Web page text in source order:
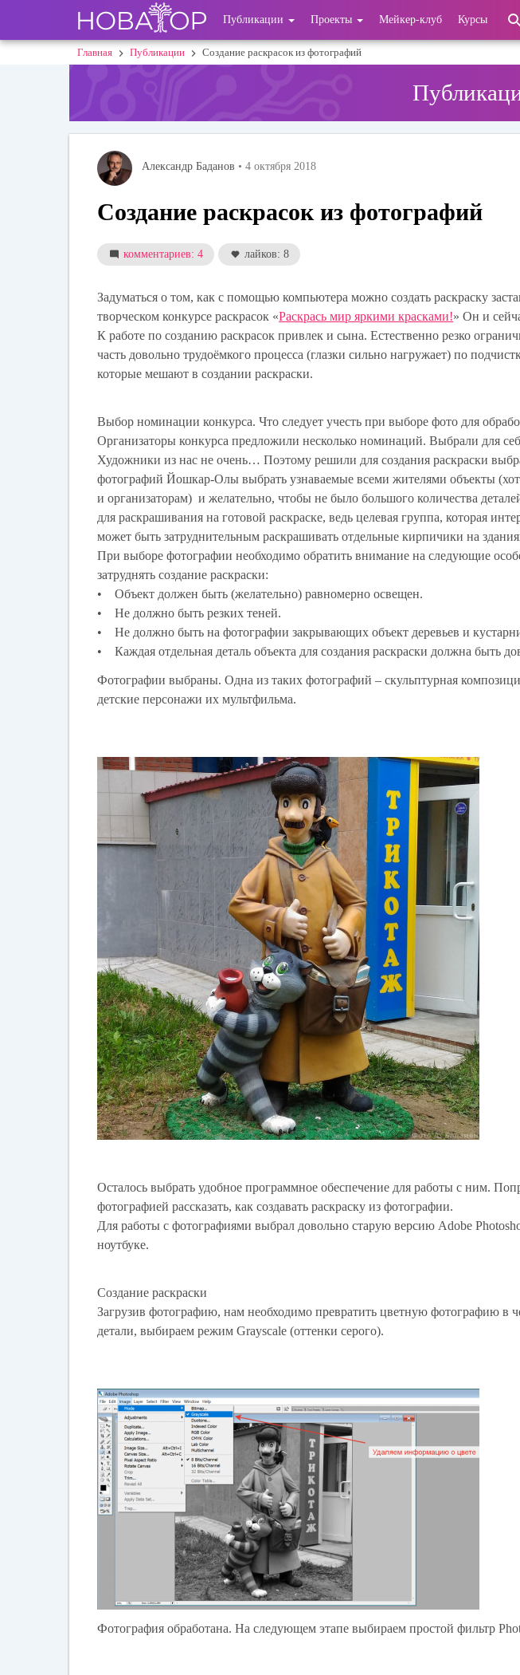
основному
User
account
Публикации Проекты Мейкер-клуб Курсы
Строка
Главная Публикации Создание раскрасок из фотографий
Александр Баданов • 4 октября 2018
Создание раскрасок из фотографий
комментариев: 4 лайков: 8
Задуматься о том, как с помощью компьютера можно создать раскраску
творческом конкурсе раскрасок «Раскрась мир яркими красками!» Он и
К работе по созданию раскрасок привлек и сына. Естественно резко
часть довольно трудоёмкого процесса (глазки сильно нагружает) по
которые мешают в создании раскраски.
Выбор номинации конкурса. Что следует учесть при выборе фото для
Организаторы конкурса предложили несколько номинаций. Выбрали для
Художники из нас не очень… Поэтому решили для создания раскраски
фотографий Йошкар-Олы выбрать узнаваемые всеми жителями объекты
и организаторам) и желательно, чтобы не было большого количества
для раскрашивания на готовой раскраске, ведь целевая группа, которая
может быть затруднительным раскрашивать отдельные кирпичики на
При выборе фотографии необходимо обратить внимание на следующие
затруднять создание раскраски:
• Объект должен быть (желательно) равномерно освещен.
• Не должно быть резких теней.
• Не должно быть на фотографии закрывающих объект деревьев и
• Каждая отдельная деталь объекта для создания раскраски должна быть
Фотографии выбраны. Одна из таких фотографий – скульптурная
детские персонажи их мультфильма.
Осталось выбрать удобное программное обеспечение для работы с ним.
фотографией рассказать, как создавать раскраску из фотографии.
Для работы с фотографиями выбрал довольно старую версию Adobe
ноутбуке.
Создание раскраски
Загрузив фотографию, нам необходимо превратить цветную фотографию в
детали, выбираем режим Grayscale (оттенки серого).
Фотография обработана. На следующем этапе выбираем простой фильтр